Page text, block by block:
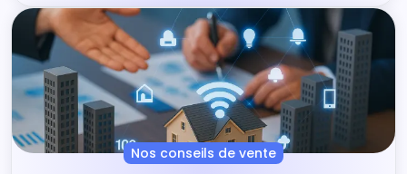
Nos conseils de vente